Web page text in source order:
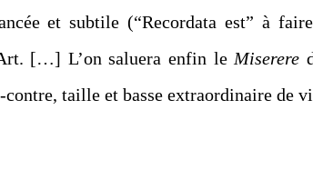
et subtile (“Recordata est” à
[…] L’on saluera enfin le Miserere
taille et basse extraordinaire de